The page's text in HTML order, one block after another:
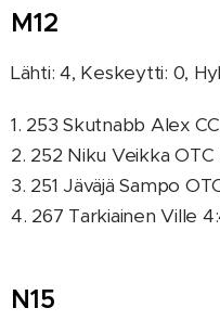
M12
Lähti: 4, Keskeytti: 0,
1. 253 Skutnabb Alex
2. 252 Niku Veikka OTC
3. 251 Jäväjä Sampo
4. 267 Tarkiainen Ville
N15